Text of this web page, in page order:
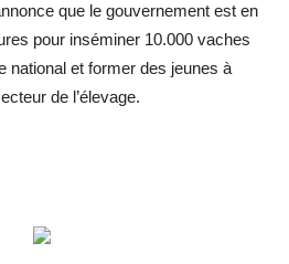
que le gouvernement est en
pour inséminer 10.000 vaches
national et former des jeunes à
de l’élevage.